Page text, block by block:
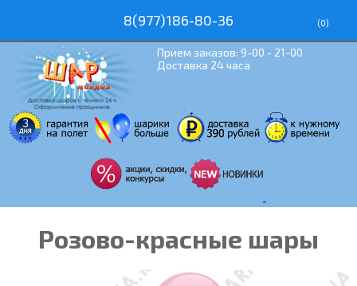
8(977)186-80-36 (0)
Прием заказов: 9-00 - 21-00
Доставка 24 часа
Розово-красные шары